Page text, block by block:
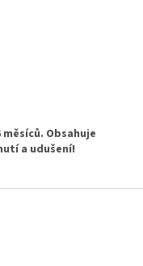
Obsahuje
a udušení!